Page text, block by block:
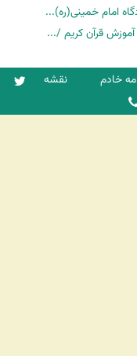
امام خمینی(ره)...
آموزش قرآن کریم /...
خادم نقشه